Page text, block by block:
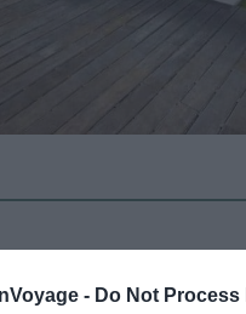
- Do Not